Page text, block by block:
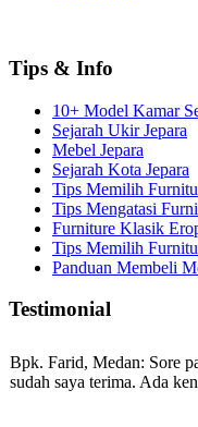
Tips & Info
10+ Model Kamar
Sejarah Ukir Jepara
Mebel Jepara
Sejarah Kota Jepara
Tips Memilih
Tips Mengatasi
Furniture Klasik
Tips Memilih
Panduan Membeli
Testimonial
Bpk. Farid, Medan: Sore
sudah saya terima. Ada